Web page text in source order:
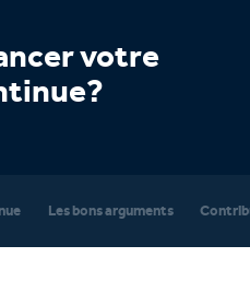
votre
Les bons arguments